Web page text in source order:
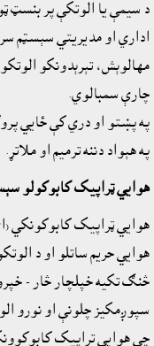
د سيمې يا الوتکې پر بنسټ
اداري او مديريتي سېسټم
مهالوېش، تېرېدونکو
چارې سمبالوي.
په پښتو او دري کې ځايي
په هېواد دننه ترميم او ملاتړ.
هوايي ټراپيک کابوکولو
هوايي ټراپيک کابوکونکي
هوايي حريم ساتلو او د
څنګ تکيه خپلچار څار -
سپوږمکيز چلونې او نورو
چې هوايي تراپيک